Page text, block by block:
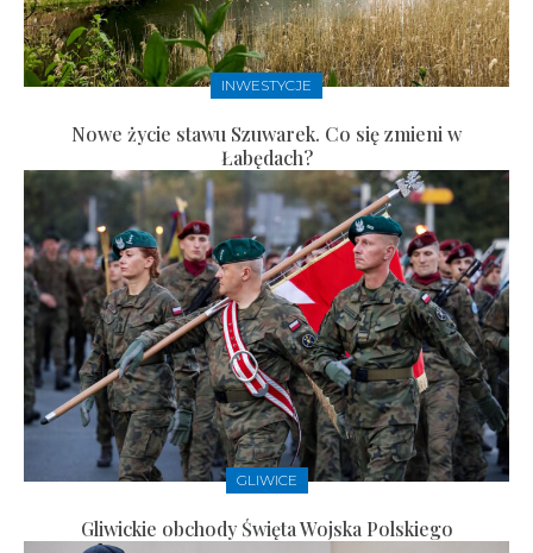
INWESTYCJE
Nowe życie stawu Szuwarek. Co się zmieni w
Łabędach?
GLIWICE
Gliwickie obchody Święta Wojska Polskiego